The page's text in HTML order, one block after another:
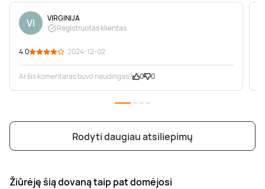
VI
VIRGINIJA
Registruotas klientas
4.0 · 2024-12-02
Ar šis komentaras buvo naudingas? 0 0
Rodyti daugiau atsiliepimų
Žiūrėję šią dovaną taip pat domėjosi